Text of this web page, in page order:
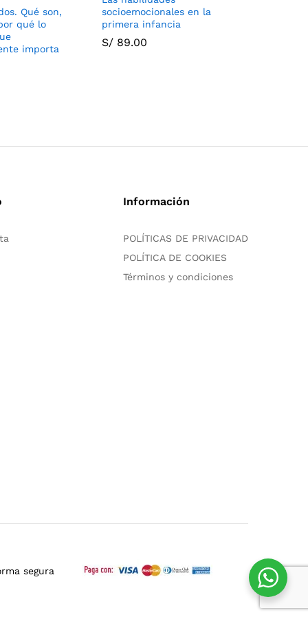
Qué son,
qué lo
importa
socioemocionales en la
primera infancia
S/ 89.00
Información
POLÍTICAS DE PRIVACIDAD
POLÍTICA DE COOKIES
Términos y condiciones
segura